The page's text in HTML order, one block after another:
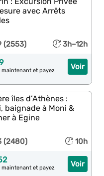
avec Arrêts
(2553) 3h–12h
Voir
maintenant et payez
îles d’Athènes :
baignade à Moni &
à Egine
(2480) 10h
Voir
maintenant et payez